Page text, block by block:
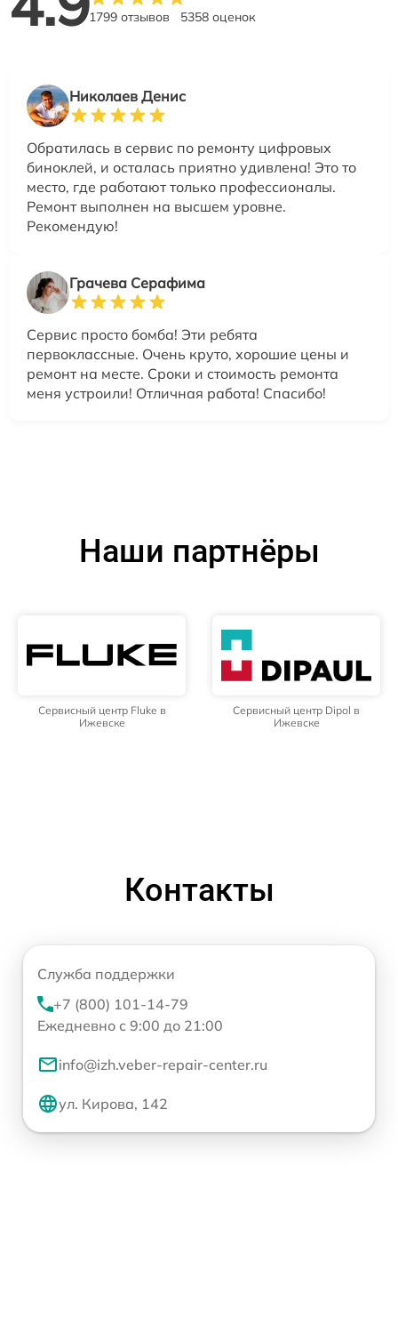
1799 отзывов 5358 оценок
Николаев Денис
Обратилась в сервис по ремонту цифровых
биноклей, и осталась приятно удивлена! Это то
место, где работают только профессионалы.
Ремонт выполнен на высшем уровне.
Рекомендую!
Грачева Серафима
Сервис просто бомба! Эти ребята
первоклассные. Очень круто, хорошие цены и
ремонт на месте. Сроки и стоимость ремонта
меня устроили! Отличная работа! Спасибо!
Наши партнёры
Сервисный центр Fluke в
Ижевске
Сервисный центр Dipol в
Ижевске
Контакты
Служба поддержки
+7 (800) 101-14-79
Ежедневно с 9:00 до 21:00
info@izh.veber-repair-center.ru
ул. Кирова, 142